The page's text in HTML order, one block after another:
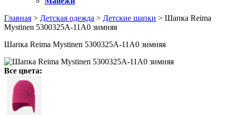
Главная > Детская одежда > Детские шапки > Шапка Reima
Mystinen 5300325A-11A0 зимняя
Шапка Reima Mystinen 5300325A-11A0 зимняя
Все цвета: